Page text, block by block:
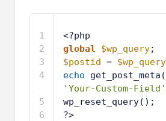
1
2
3
4
5
6
<?php
global
$wp_query;
$postid = $wp_query
echo
get_post_meta(
'Your-Custom-Field'
wp_reset_query();
?>